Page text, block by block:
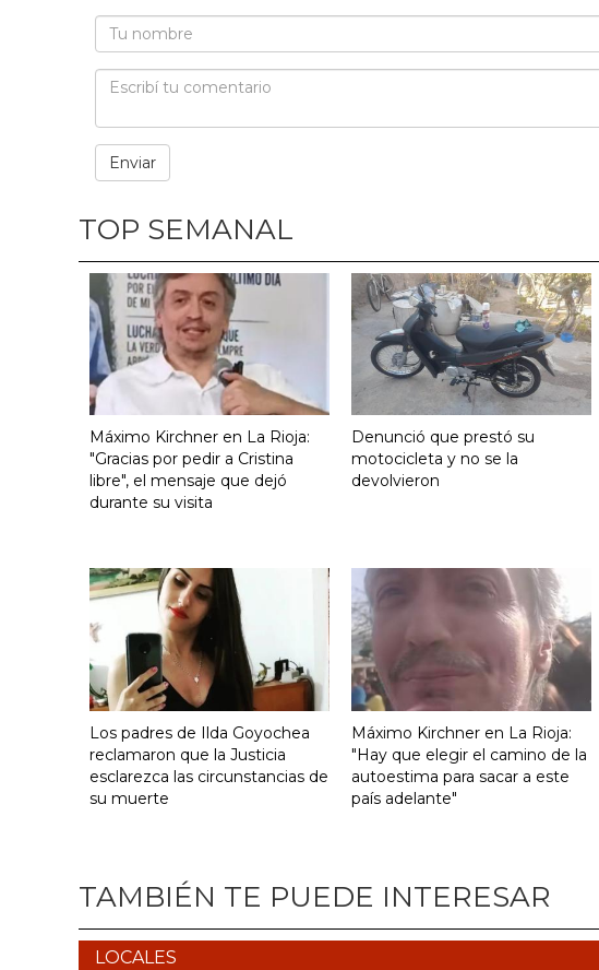
TOP SEMANAL
Máximo Kirchner en La Rioja:
"Gracias por pedir a Cristina
libre", el mensaje que dejó
durante su visita
Denunció que prestó su
motocicleta y no se la
devolvieron
Los padres de Ilda Goyochea
reclamaron que la Justicia
esclarezca las circunstancias de
su muerte
Máximo Kirchner en La Rioja:
"Hay que elegir el camino de la
autoestima para sacar a este
país adelante"
TAMBIÉN TE PUEDE INTERESAR
LOCALES